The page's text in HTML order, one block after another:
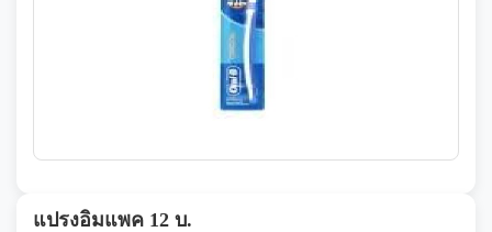
แปรงอิมแพค 12 บ.